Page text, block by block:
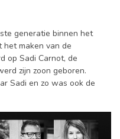
generatie binnen het
het maken van de
op Sadi Carnot, de
zijn zoon geboren.
Sadi en zo was ook de